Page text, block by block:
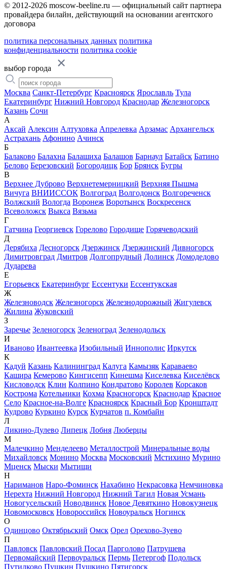
© 2012-2026 moscow-beeline.ru — официальный сайт партнера
провайдера билайн, действующий на основании агентского
договора
политика персональных данных политика
конфиденциальности политика cookie
выбор города
Москва Санкт-Петербург Красноярск Ярославль Тула
Екатеринбург Нижний Новгород Краснодар Железногорск
Казань Сочи
А
Аксай Алексин Алтуховка Апрелевка Арзамас Архангельск
Астрахань Афонино Ачинск
Б
Балаково Балахна Балашиха Балашов Барнаул Батайск Батино
Белово Березовский Богородицк Бор Брянск Бугры
В
Верхнее Дуброво Верхнетемерницкий Верхняя Пышма
Вичуга ВНИИССОК Волгоград Волгодонск Волгореченск
Волжский Вологда Воронеж Воротынск Воскресенск
Всеволожск Выкса Вязьма
Г
Гатчина Георгиевск Горелово Городище Горячеводский
Д
Дерябиха Десногорск Дзержинск Дзержинский Дивногорск
Димитровград Дмитров Долгопрудный Долинск Домодедово
Дударева
Е
Егорьевск Екатеринбург Ессентуки Ессентукская
Ж
Железноводск Железногорск Железнодорожный Жигулевск
Жилина Жуковский
З
Заречье Зеленогорск Зеленоград Зеленодольск
И
Иваново Ивантеевка Изобильный Иннополис Иркутск
К
Кадуй Казань Калининград Калуга Камызяк Караваево
Кашира Кемерово Кингисепп Кинешма Киселевка Киселёвск
Кисловодск Клин Колпино Кондратово Королев Корсаков
Кострома Котельники Кохма Красногорск Краснодар Красное
Село Красное-на-Волге Красноярск Красный Бор Кронштадт
Кудрово Куркино Курск Курчатов п. Комбайн
Л
Ликино-Дулево Липецк Лобня Люберцы
М
Малечкино Менделеево Металлострой Минеральные воды
Михайловск Монино Москва Московский Мстихино Мурино
Мценск Мыски Мытищи
Н
Нариманов Наро-Фоминск Нахабино Некрасовка Немчиновка
Нерехта Нижний Новгород Нижний Тагил Новая Усмань
Новогусельский Новодвинск Новое Девяткино Новокузнецк
Новомосковск Новороссийск Новоуральск Ногинск
О
Одинцово Октябрьский Омск Орел Орехово-Зуево
П
Павловск Павловский Посад Парголово Патрушева
Первомайский Первоуральск Пермь Петергоф Подольск
Путилково Пушкин Пушкино Пятигорск